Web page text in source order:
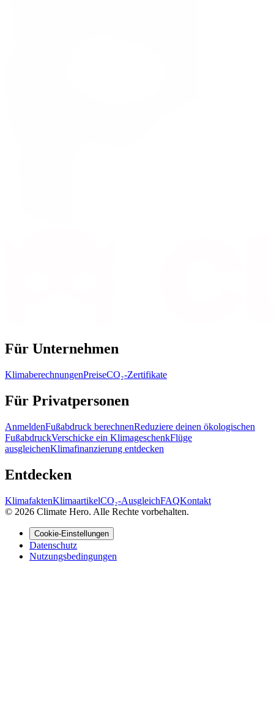
Für Unternehmen
KlimaberechnungenPreiseCO₂-Zertifikate
Für Privatpersonen
AnmeldenFußabdruck berechnenReduziere deinen ökologischen
FußabdruckVerschicke ein KlimageschenkFlüge
ausgleichenKlimafinanzierung entdecken
Entdecken
KlimafaktenKlimaartikelCO₂-AusgleichFAQKontakt
© 2026 Climate Hero. Alle Rechte vorbehalten.
Cookie-Einstellungen
Datenschutz
Nutzungsbedingungen